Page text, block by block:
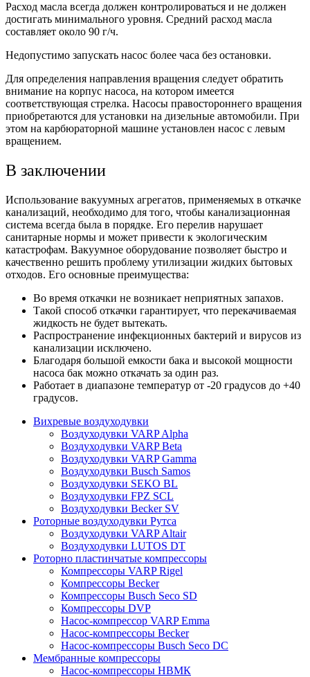
Расход масла всегда должен контролироваться и не должен
достигать минимального уровня. Средний расход масла
составляет около 90 г/ч.
Недопустимо запускать насос более часа без остановки.
Для определения направления вращения следует обратить
внимание на корпус насоса, на котором имеется
соответствующая стрелка. Насосы правостороннего вращения
приобретаются для установки на дизельные автомобили. При
этом на карбюраторной машине установлен насос с левым
вращением.
В заключении
Использование вакуумных агрегатов, применяемых в откачке
канализаций, необходимо для того, чтобы канализационная
система всегда была в порядке. Его перелив нарушает
санитарные нормы и может привести к экологическим
катастрофам. Вакуумное оборудование позволяет быстро и
качественно решить проблему утилизации жидких бытовых
отходов. Его основные преимущества:
Во время откачки не возникает неприятных запахов.
Такой способ откачки гарантирует, что перекачиваемая
жидкость не будет вытекать.
Распространение инфекционных бактерий и вирусов из
канализации исключено.
Благодаря большой емкости бака и высокой мощности
насоса бак можно откачать за один раз.
Работает в диапазоне температур от -20 градусов до +40
градусов.
Вихревые воздуходувки
Воздуходувки VARP Alpha
Воздуходувки VARP Beta
Воздуходувки VARP Gamma
Воздуходувки Busch Samos
Воздуходувки SEKO BL
Воздуходувки FPZ SCL
Воздуходувки Becker SV
Роторные воздуходувки Рутса
Воздуходувки VARP Altair
Воздуходувки LUTOS DT
Роторно пластинчатые компрессоры
Компрессоры VARP Rigel
Компрессоры Becker
Компрессоры Busch Seco SD
Компрессоры DVP
Насос-компрессор VARP Emma
Насос-компрессоры Becker
Насос-компрессоры Busch Seco DC
Мембранные компрессоры
Насос-компрессоры НВМК